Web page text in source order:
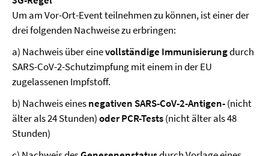
Um am Vor-Ort-Event teilnehmen zu können, ist einer der
drei folgenden Nachweise zu erbringen:
a) Nachweis über einevollständige Immunisierungdurch
SARS-CoV-2-Schutzimpfung mit einem in der EU
zugelassenen Impfstoff.
b) Nachweis einesnegativen SARS-CoV-2-Antigen-(nicht
älter als 24 Stunden)oder PCR-Tests(nicht älter als 48
Stunden)